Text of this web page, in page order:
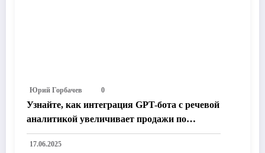
Юрий Горбачев 0
Узнайте, как интеграция GPT-бота с речевой
аналитикой увеличивает продажи по
телефону: 5 мощных преимуществ для
вашего бизнеса
17.06.2025